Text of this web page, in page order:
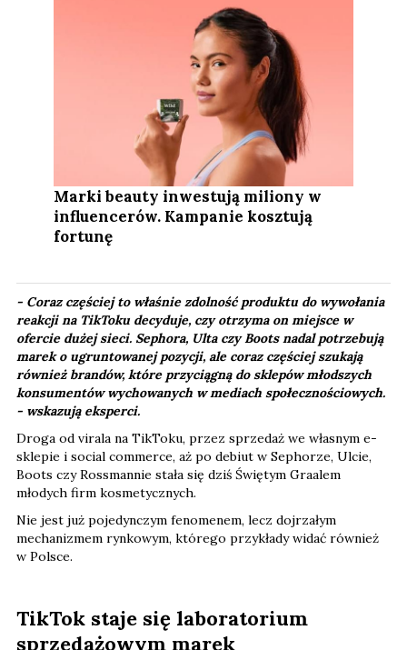
Marki beauty inwestują miliony w
influencerów. Kampanie kosztują
fortunę
- Coraz częściej to właśnie zdolność produktu do wywołania
reakcji na TikToku decyduje, czy otrzyma on miejsce w
ofercie dużej sieci. Sephora, Ulta czy Boots nadal potrzebują
marek o ugruntowanej pozycji, ale coraz częściej szukają
również brandów, które przyciągną do sklepów młodszych
konsumentów wychowanych w mediach społecznościowych.​
- wskazują eksperci.
Droga od virala na TikToku, przez sprzedaż we własnym e-
sklepie i social commerce, aż po debiut w Sephorze, Ulcie,
Boots czy Rossmannie stała się dziś Świętym Graalem
młodych firm kosmetycznych.
Nie jest już pojedynczym fenomenem, lecz dojrzałym
mechanizmem rynkowym, którego przykłady widać również
w Polsce.
TikTok staje się laboratorium
sprzedażowym marek